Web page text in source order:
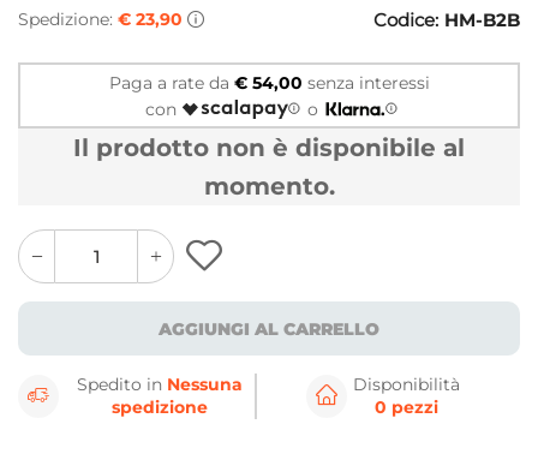
Spedizione: € 23,90 Codice: HM-B2B
Paga a rate da € 54,00 senza interessi
con
o
Il prodotto non è disponibile al
momento.
quantity
button
quantity
minus
button
AGGIUNGI AL CARRELLO
Spedito in Nessuna
spedizione
Disponibilità
0 pezzi